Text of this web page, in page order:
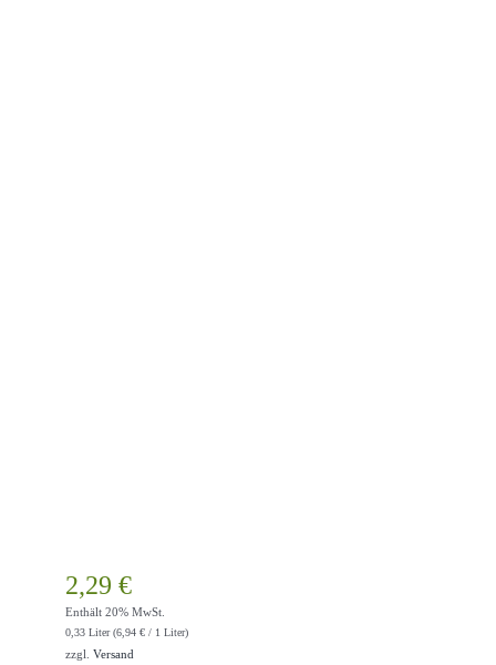
2,29€
Enthält 20% MwSt.
0,33 Liter (6,94€ / 1 Liter)
zzgl.Versand